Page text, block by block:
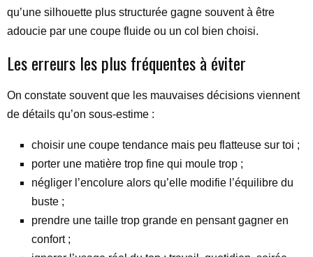
qu’une silhouette plus structurée gagne souvent à être
adoucie par une coupe fluide ou un col bien choisi.
Les erreurs les plus fréquentes à éviter
On constate souvent que les mauvaises décisions viennent
de détails qu’on sous-estime :
choisir une coupe tendance mais peu flatteuse sur toi ;
porter une matière trop fine qui moule trop ;
négliger l’encolure alors qu’elle modifie l’équilibre du
buste ;
prendre une taille trop grande en pensant gagner en
confort ;